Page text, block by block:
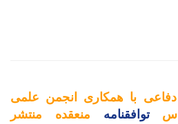
با همکاری انجمن علمی
توافقنامه منعقده منتشر